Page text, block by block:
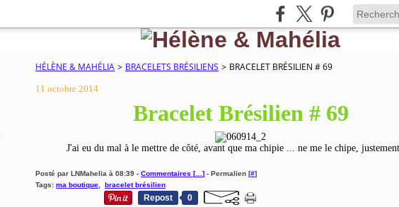
HÉLÈNE & MAHÉLIA > BRACELETS BRÉSILIENS > BRACELET BRÉSILIEN # 69
11 octobre 2014
Bracelet Brésilien # 69
J'ai eu du mal à le mettre de côté, avant que ma chipie ... ne me le chipe,
Posté par LNMahelia à 08:39 - Commentaires [… ] - Permalien [#]
Tags: ma boutique bracelet brésilien
Repost 0